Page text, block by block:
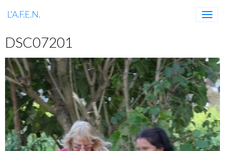
L'A.F.E.N.
DSC07201